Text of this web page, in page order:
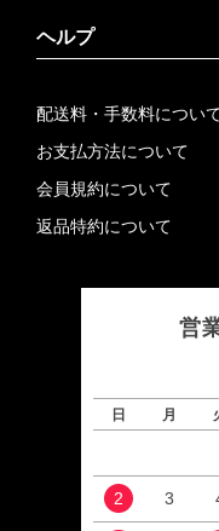
ヘルプ
配送料・手数料につい
お支払方法について
会員規約について
返品特約について
営
日 月
2 3